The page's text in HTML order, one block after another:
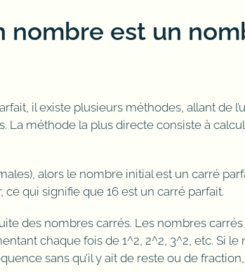
nombre est un
il existe plusieurs méthodes, allant de
La méthode la plus directe consiste à
alors le nombre initial est un carré
qui signifie que 16 est un carré parfait.
des nombres carrés. Les nombres
chaque fois de 1^2, 2^2, 3^2, etc. Si
sans qu’il y ait de reste ou de fraction,